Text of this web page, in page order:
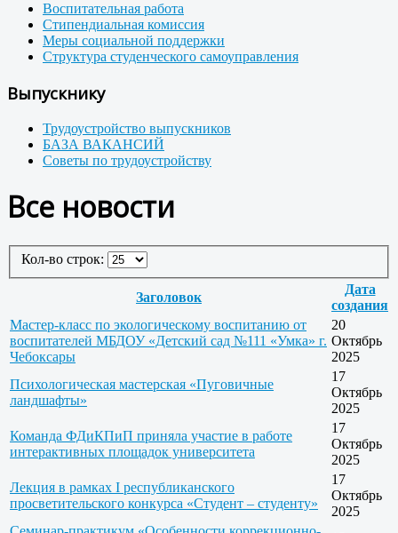
Воспитательная работа
Стипендиальная комиссия
Меры социальной поддержки
Структура студенческого самоуправления
Выпускнику
Трудоустройство выпускников
БАЗА ВАКАНСИЙ
Советы по трудоустройству
Все новости
Кол-во строк:
Заголовок
Дата
создания
Мастер-класс по экологическому воспитанию от
воспитателей МБДОУ «Детский сад №111 «Умка» г.
Чебоксары
20
Октябрь
2025
Психологическая мастерская «Пуговичные
ландшафты»
17
Октябрь
2025
Команда ФДиКПиП приняла участие в работе
интерактивных площадок университета
17
Октябрь
2025
Лекция в рамках I республиканского
просветительского конкурса «Студент – студенту»
17
Октябрь
2025